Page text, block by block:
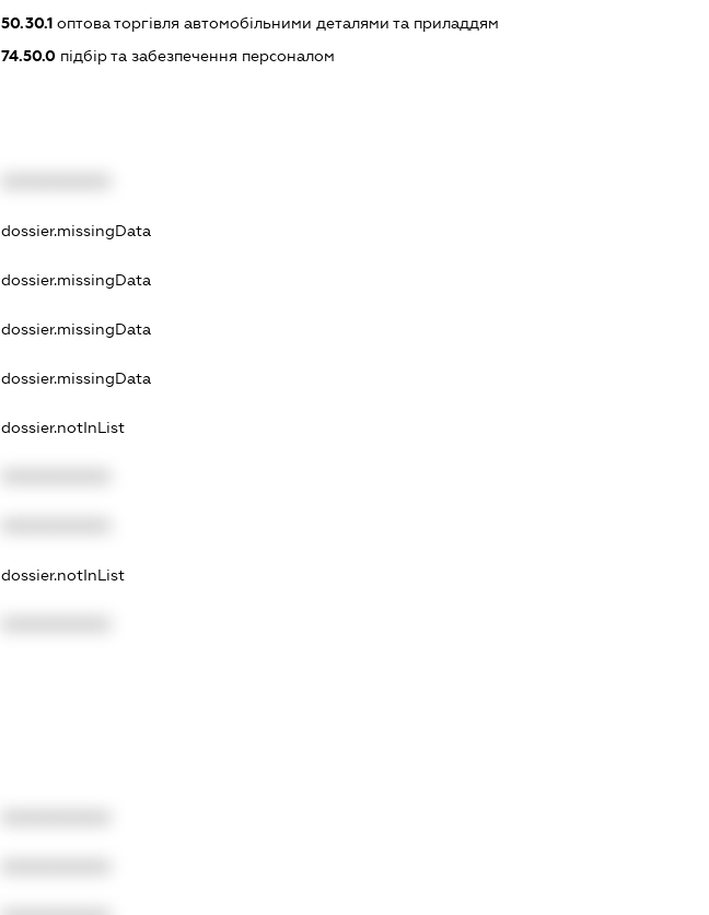
50.30.1 оптова торгівля автомобільними деталями та приладдям
74.50.0 підбір та забезпечення персоналом
dossier.missingData
dossier.missingData
dossier.missingData
dossier.missingData
dossier.notInList
dossier.notInList